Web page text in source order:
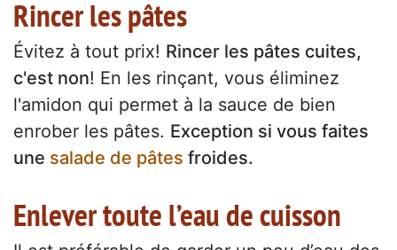
Rincer les pâtes
Évitez à tout prix! Rincer les pâtes cuites,
c'est non! En les rinçant, vous éliminez
l'amidon qui permet à la sauce de bien
enrober les pâtes. Exception si vous faites
une salade de pâtes froides.
Enlever toute l’eau de cuisson